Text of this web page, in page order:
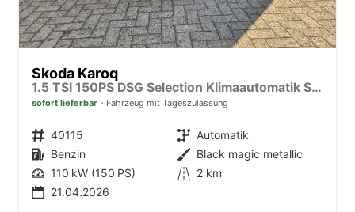
Skoda Karoq
1.5 TSI 150PS DSG Selection Klimaautomatik Sitzheizung Lenkradheizung ACC PDC v+h Rückf.Kamera abg.Scheiben Apple CarPlay Android Auto 17"LM
sofort lieferbar Fahrzeug mit Tageszulassung
Fahrzeugnr. 40115 Getriebe Automatik
Kraftstoff Benzin Außenfarbe Black magic metallic
Leistung 110 kW (150 PS) Kilometerstand 2 km
21.04.2026